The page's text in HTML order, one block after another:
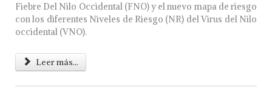
Fiebre Del Nilo Occidental (FNO) y el nuevo mapa de riesgo
con los diferentes Niveles de Riesgo (NR) del Virus del Nilo
occidental (VNO).
Leer más...